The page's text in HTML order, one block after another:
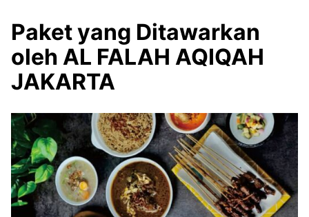
Paket yang Ditawarkan
oleh AL FALAH AQIQAH
JAKARTA